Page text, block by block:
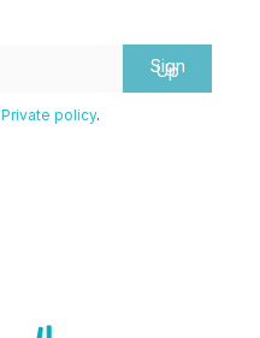
Sign
Up
Private policy.